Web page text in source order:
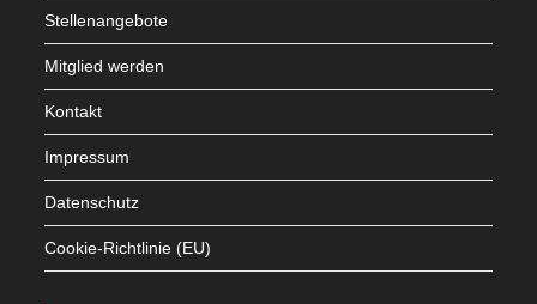
Stellenangebote
Mitglied werden
Kontakt
Impressum
Datenschutz
Cookie-Richtlinie (EU)